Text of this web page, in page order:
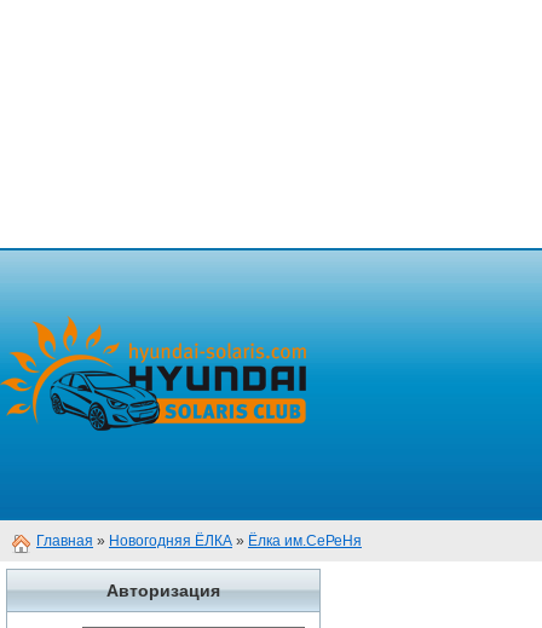
Главная » Новогодняя ЁЛКА » Ёлка им.СеРеНя
Авторизация